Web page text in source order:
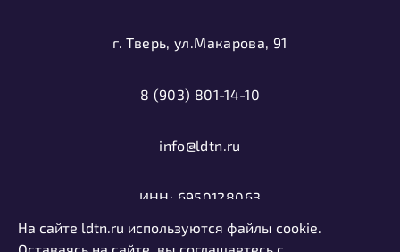
г. Тверь, ул.Макарова, 91
8 (903) 801-14-10
info@ldtn.ru
ИНН: 6950128063
ОГРН: 1116952000406
На сайте ldtn.ru используются файлы cookie.